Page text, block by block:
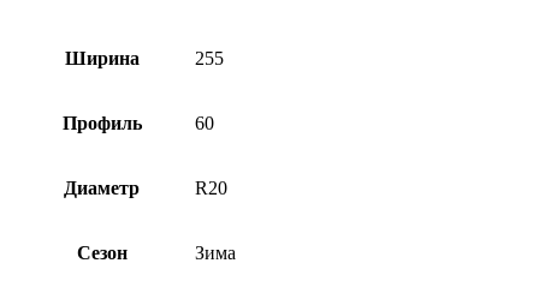
Ширина 255
Профиль 60
Диаметр R20
Сезон Зима